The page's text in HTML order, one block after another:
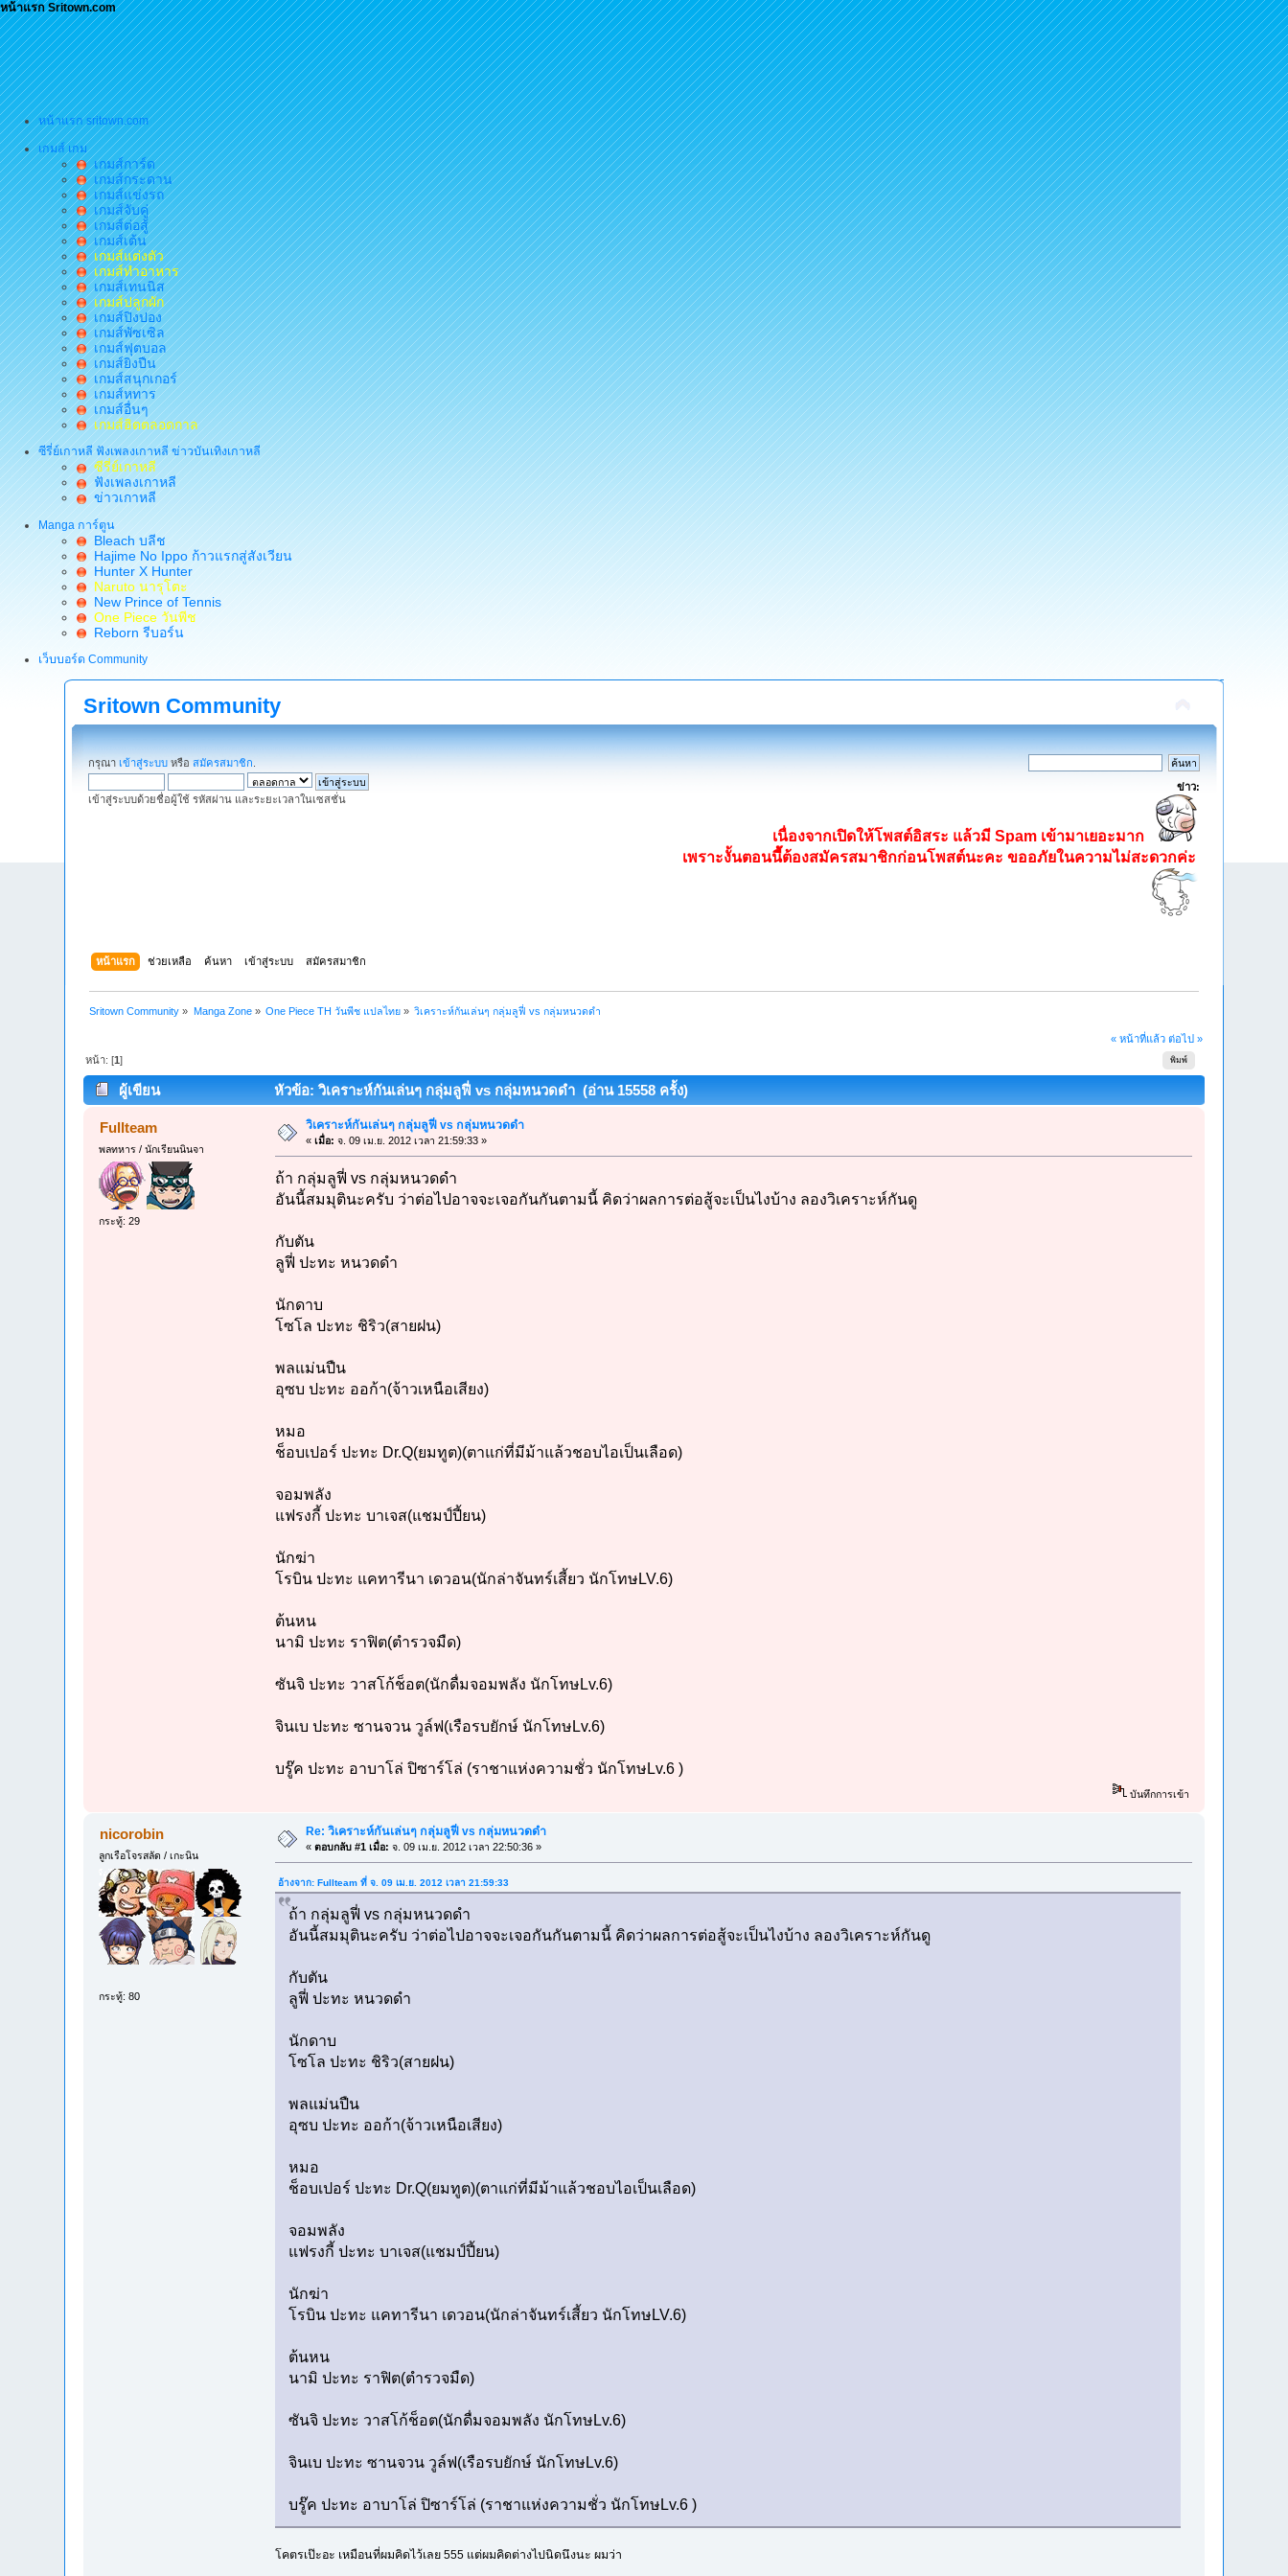
หน้าแรก Sritown.com
หน้าแรก sritown.com
เกมส์ เกม
เกมส์การ์ด
เกมส์กระดาน
เกมส์แข่งรถ
เกมส์จับคู่
เกมส์ต่อสู้
เกมส์เต้น
เกมส์แต่งตัว
เกมส์ทำอาหาร
เกมส์เทนนิส
เกมส์ปลูกผัก
เกมส์ปิงปอง
เกมส์พัซเซิล
เกมส์ฟุตบอล
เกมส์ยิงปืน
เกมส์สนุกเกอร์
เกมส์หทาร
เกมส์อื่นๆ
เกมส์ฮิตตลอดกาล
ซีรี่ย์เกาหลี ฟังเพลงเกาหลี ข่าวบันเทิงเกาหลี
ซีรี่ย์เกาหลี
ฟังเพลงเกาหลี
ข่าวเกาหลี
Manga การ์ตูน
Bleach บลีช
Hajime No Ippo ก้าวแรกสู่สังเวียน
Hunter X Hunter
Naruto นารุโตะ
New Prince of Tennis
One Piece วันพีช
Reborn รีบอร์น
เว็บบอร์ด Community
Sritown Community
กรุณา เข้าสู่ระบบ หรือสมัครสมาชิก
เข้าสู่ระบบด้วยชื่อผู้ใช้ รหัสผ่าน และระยะเวลาในเซสชั่น
ข่าว:
เนื่องจากเปิดให้โพสต์อิสระ แล้วมี Spam เข้ามาเยอะมาก
เพราะงั้นตอนนี้ต้องสมัครสมาชิกก่อนโพสต์นะคะ ขออภัยในความไม่สะดวกค่ะ
หน้าแรก ช่วยเหลือ ค้นหา เข้าสู่ระบบ สมัครสมาชิก
Sritown Community » Manga Zone» One Piece TH วันพีช แปลไทย » วิเคราะห์กันเล่นๆ กลุ่มลูฟี่ vs กลุ่มหนวดดำ
« หน้าที่แล้ว ต่อไป »
พิมพ์
หน้า: [1]
ผู้เขียน หัวข้อ: วิเคราะห์กันเล่นๆ กลุ่มลูฟี่ vs กลุ่มหนวดดำ (อ่าน 15558 ครั้ง)
Fullteam
พลทหาร / นักเรียนนินจา
กระทู้: 29
วิเคราะห์กันเล่นๆ กลุ่มลูฟี่ vs กลุ่มหนวดดำ
«เมื่อ: จ. 09 เม.ย. 2012 เวลา 21:59:33 »
ถ้า กลุ่มลูฟี่ vs กลุ่มหนวดดำ
อันนี้สมมุตินะครับ ว่าต่อไปอาจจะเจอกันกันตามนี้ คิดว่าผลการต่อสู้จะเป็นไงบ้าง ลองวิเคราะห์กันดู
กับตัน
ลูฟี่ ปะทะ หนวดดำ
นักดาบ
โซโล ปะทะ ชิริว(สายฝน)
พลแม่นปืน
อุซบ ปะทะ ออก้า(จ้าวเหนือเสียง)
หมอ
ช็อบเปอร์ ปะทะ Dr.Q(ยมทูต)(ตาแก่ที่มีม้าแล้วชอบไอเป็นเลือด)
จอมพลัง
แฟรงกี้ ปะทะ บาเจส(แชมป์ปี้ยน)
นักฆ่า
โรบิน ปะทะ แคทารีนา เดวอน(นักล่าจันทร์เสี้ยว นักโทษLV.6)
ต้นหน
นามิ ปะทะ ราฟิต(ตำรวจมืด)
ซันจิ ปะทะ วาสโก้ช็อต(นักดื่มจอมพลัง นักโทษLv.6)
จินเบ ปะทะ ซานจวน วูล์ฟ(เรือรบยักษ์ นักโทษLv.6)
บรู๊ค ปะทะ อาบาโล่ ปิซาร์โล่ (ราชาแห่งความชั่ว นักโทษLv.6 )
บันทึกการเข้า
nicorobin
ลูกเรือโจรสลัด / เกะนิน
กระทู้: 80
Re: วิเคราะห์กันเล่นๆ กลุ่มลูฟี่ vs กลุ่มหนวดดำ
«ตอบกลับ #1 เมื่อ: จ. 09 เม.ย. 2012 เวลา 22:50:36 »
อ้างจาก: Fullteam ที่ จ. 09 เม.ย. 2012 เวลา 21:59:33
ถ้า กลุ่มลูฟี่ vs กลุ่มหนวดดำ
อันนี้สมมุตินะครับ ว่าต่อไปอาจจะเจอกันกันตามนี้ คิดว่าผลการต่อสู้จะเป็นไงบ้าง ลองวิเคราะห์กันดู
กับตัน
ลูฟี่ ปะทะ หนวดดำ
นักดาบ
โซโล ปะทะ ชิริว(สายฝน)
พลแม่นปืน
อุซบ ปะทะ ออก้า(จ้าวเหนือเสียง)
หมอ
ช็อบเปอร์ ปะทะ Dr.Q(ยมทูต)(ตาแก่ที่มีม้าแล้วชอบไอเป็นเลือด)
จอมพลัง
แฟรงกี้ ปะทะ บาเจส(แชมป์ปี้ยน)
นักฆ่า
โรบิน ปะทะ แคทารีนา เดวอน(นักล่าจันทร์เสี้ยว นักโทษLV.6)
ต้นหน
นามิ ปะทะ ราฟิต(ตำรวจมืด)
ซันจิ ปะทะ วาสโก้ช็อต(นักดื่มจอมพลัง นักโทษLv.6)
จินเบ ปะทะ ซานจวน วูล์ฟ(เรือรบยักษ์ นักโทษLv.6)
บรู๊ค ปะทะ อาบาโล่ ปิซาร์โล่ (ราชาแห่งความชั่ว นักโทษLv.6 )
โคตรเป๊ะอะ เหมือนที่ผมคิดไว้เลย 555 แต่ผมคิดต่างไปนิดนึงนะ ผมว่า